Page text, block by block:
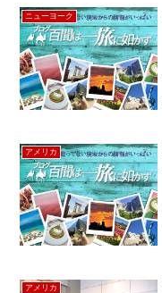
ニューヨーク
アメリカ
アメリカ